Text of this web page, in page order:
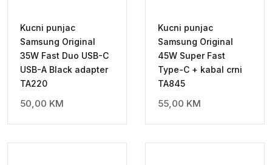
Kucni punjac
Samsung Original
35W Fast Duo USB-C
USB-A Black adapter
TA220
50,00 KM
Kucni punjac
Samsung Original
45W Super Fast
Type-C + kabal crni
TA845
55,00 KM